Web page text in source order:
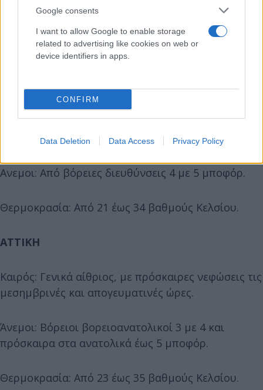
Google consents
I want to allow Google to enable storage
related to advertising like cookies on web or
device identifiers in apps.
CONFIRM
Data Deletion Data Access Privacy Policy
γρήγορα στα βόρεια τοπικά έως 6 μποφόρ.
Θερμοκρασία: Από 20 έως 33 βαθμούς Κελσίου.
ΕΥΒΟΙΑ
Καιρός: Γενικά αίθριος με λίγες τοπικές νεφώσεις
το μεσημέρι – απόγευμα.
Ανεμοι: Από βόρειες διευθύνσεις 4 με 5 μποφόρ.
Θερμοκρασία: Από 21 έως 34 βαθμούς Κελσίου.
ΑΤΤΙΚΗ
Καιρός: Γενικά αίθριος, με πρόσκαιρες νεφώσεις τις
μεσημβρινές και απογευματινές ώρες.
Άνεμοι: Βόρειοι βορειοανατολικοί 3 με 4 και
πρόσκαιρα στα ανατολικά έως 5 μποφόρ.
Θερμοκρασία: Από 23 έως 35 βαθμούς Κελσίου.